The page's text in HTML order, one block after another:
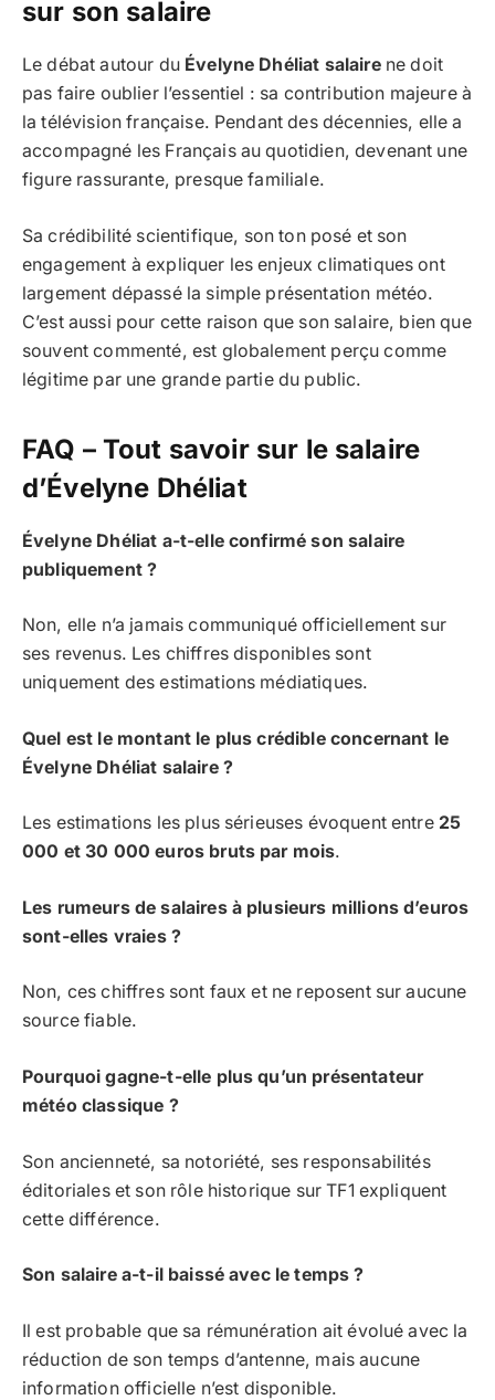
sur son salaire
Le débat autour du Évelyne Dhéliat salairene doit
pas faire oublier l’essentiel : sa contribution majeure à
la télévision française. Pendant des décennies, elle a
accompagné les Français au quotidien, devenant une
figure rassurante, presque familiale.
Sa crédibilité scientifique, son ton posé et son
engagement à expliquer les enjeux climatiques ont
largement dépassé la simple présentation météo.
C’est aussi pour cette raison que son salaire, bien que
souvent commenté, est globalement perçu comme
légitime par une grande partie du public.
FAQ – Tout savoir sur le salaire
d’Évelyne Dhéliat
Évelyne Dhéliat a-t-elle confirmé son salaire
publiquement ?
Non, elle n’a jamais communiqué officiellement sur
ses revenus. Les chiffres disponibles sont
uniquement des estimations médiatiques.
Quel est le montant le plus crédible concernant le
Évelyne Dhéliat salaire ?
Les estimations les plus sérieuses évoquent entre 25
000 et 30 000 euros bruts par mois.
Les rumeurs de salaires à plusieurs millions d’euros
sont-elles vraies ?
Non, ces chiffres sont faux et ne reposent sur aucune
source fiable.
Pourquoi gagne-t-elle plus qu’un présentateur
météo classique ?
Son ancienneté, sa notoriété, ses responsabilités
éditoriales et son rôle historique sur TF1 expliquent
cette différence.
Son salaire a-t-il baissé avec le temps ?
Il est probable que sa rémunération ait évolué avec la
réduction de son temps d’antenne, mais aucune
information officielle n’est disponible.